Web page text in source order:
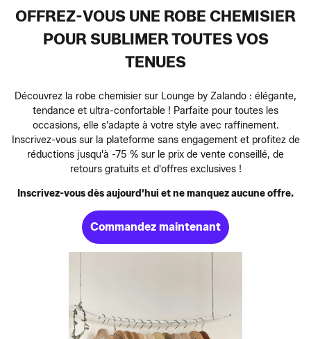
OFFREZ-VOUS UNE ROBE CHEMISIER
POUR SUBLIMER TOUTES VOS
TENUES
Découvrez la robe chemisier sur Lounge by Zalando : élégante,
tendance et ultra-confortable ! Parfaite pour toutes les
occasions, elle s’adapte à votre style avec raffinement.
Inscrivez-vous sur la plateforme sans engagement et profitez de
réductions jusqu'à -75 % sur le prix de vente conseillé, de
retours gratuits et d'offres exclusives !
Inscrivez-vous dès aujourd'hui et ne manquez aucune offre.
Commandez maintenant